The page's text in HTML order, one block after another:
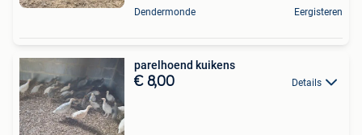
Dendermonde Eergisteren
parelhoend kuikens
€ 8,00 Details